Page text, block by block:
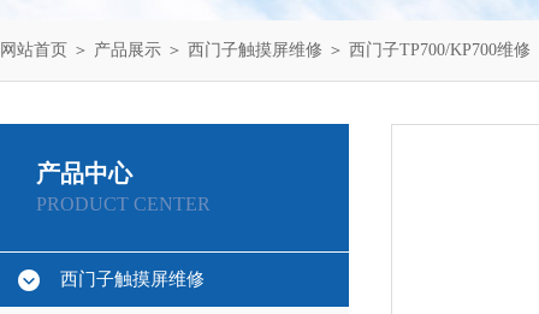
网站首页 ＞ 产品展示 ＞ 西门子触摸屏维修 ＞ 西门子TP700/KP700维修
产品中心
PRODUCT CENTER
西门子触摸屏维修